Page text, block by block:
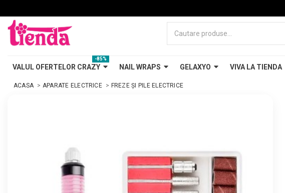
VALUL OFERTELOR CRAZY
-85%
NAIL WRAPS GELAXYO VIVA LA TIENDA
ACASA APARATE ELECTRICE FREZE ŞI PILE ELECTRICE